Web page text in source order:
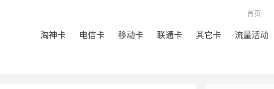
淘神卡 电信卡 移动卡 联通卡 其它卡 流量活动
首页